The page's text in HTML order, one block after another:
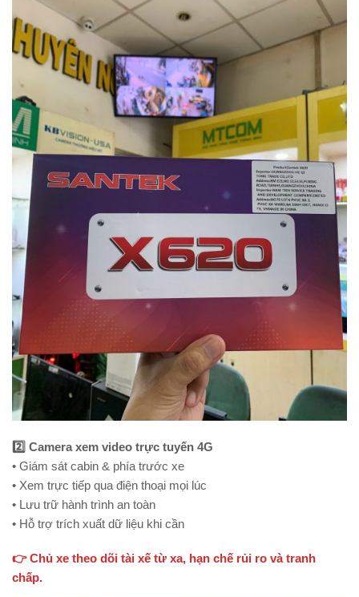
2️⃣ Camera xem video trực tuyến 4G
• Giám sát cabin & phía trước xe
• Xem trực tiếp qua điện thoại mọi lúc
• Lưu trữ hành trình an toàn
• Hỗ trợ trích xuất dữ liệu khi cần
👉 Chủ xe theo dõi tài xế từ xa, hạn chế rủi ro và tranh
chấp.